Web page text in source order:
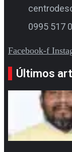
0995 517
Facebook-f
Últimos